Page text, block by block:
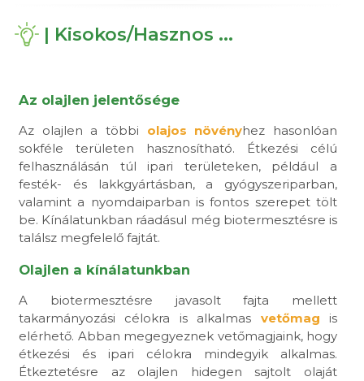
| Kisokos/Hasznos ...
Az olajlen jelentősége
Az olajlen a többi olajos növényhez hasonlóan
sokféle területen hasznosítható. Étkezési célú
felhasználásán túl ipari területeken, például a
festék- és lakkgyártásban, a gyógyszeriparban,
valamint a nyomdaiparban is fontos szerepet tölt
be. Kínálatunkban ráadásul még biotermesztésre is
találsz megfelelő fajtát.
Olajlen a kínálatunkban
A biotermesztésre javasolt fajta mellett
takarmányozási célokra is alkalmas vetőmag is
elérhető. Abban megegyeznek vetőmagjaink, hogy
étkezési és ipari célokra mindegyik alkalmas.
Étkeztetésre az olajlen hidegen sajtolt olaját